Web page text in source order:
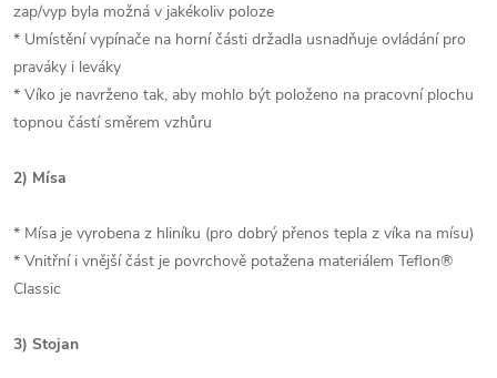
zap/vyp byla možná v jakékoliv poloze
* Umístění vypínače na horní části držadla usnadňuje ovládání pro
praváky i leváky
* Víko je navrženo tak, aby mohlo být položeno na pracovní plochu
topnou částí směrem vzhůru
2) Mísa
* Mísa je vyrobena z hliníku (pro dobrý přenos tepla z víka na mísu)
* Vnitřní i vnější část je povrchově potažena materiálem Teflon®
Classic
3) Stojan